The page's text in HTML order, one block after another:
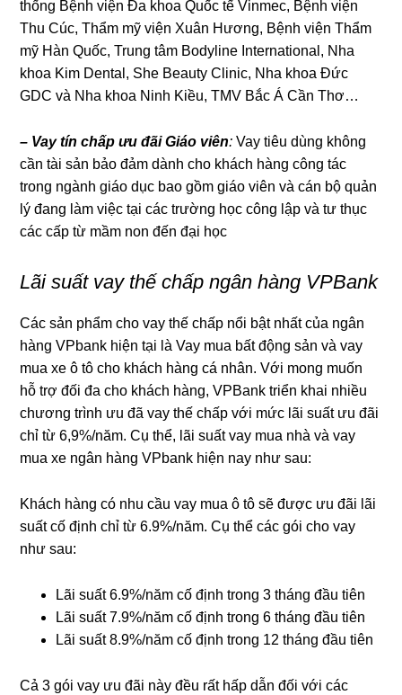
thống Bệnh viện Đa khoa Quốc tế Vinmec, Bệnh viện
Thu Cúc, Thẩm mỹ viện Xuân Hương, Bệnh viện Thẩm
mỹ Hàn Quốc, Trung tâm Bodyline International, Nha
khoa Kim Dental, She Beauty Clinic, Nha khoa Đức
GDC và Nha khoa Ninh Kiều, TMV Bắc Á Cần Thơ…
– Vay tín chấp ưu đãi Giáo viên:Vay tiêu dùng không
cần tài sản bảo đảm dành cho khách hàng công tác
trong ngành giáo dục bao gồm giáo viên và cán bộ quản
lý đang làm việc tại các trường học công lập và tư thục
các cấp từ mầm non đến đại học
Lãi suất vay thế chấp ngân hàng VPBank
Các sản phẩm cho vay thế chấp nổi bật nhất của ngân
hàng VPbank hiện tại là Vay mua bất động sản và vay
mua xe ô tô cho khách hàng cá nhân. Với mong muốn
hỗ trợ đối đa cho khách hàng, VPBank triển khai nhiều
chương trình ưu đã vay thế chấp với mức lãi suất ưu đãi
chỉ từ 6,9%/năm. Cụ thể, lãi suất vay mua nhà và vay
mua xe ngân hàng VPbank hiện nay như sau:
Khách hàng có nhu cầu vay mua ô tô sẽ được ưu đãi lãi
suất cố định chỉ từ 6.9%/năm. Cụ thể các gói cho vay
như sau:
Lãi suất 6.9%/năm cố định trong 3 tháng đầu tiên
Lãi suất 7.9%/năm cố định trong 6 tháng đầu tiên
Lãi suất 8.9%/năm cố định trong 12 tháng đầu tiên
Cả 3 gói vay ưu đãi này đều rất hấp dẫn đối với các